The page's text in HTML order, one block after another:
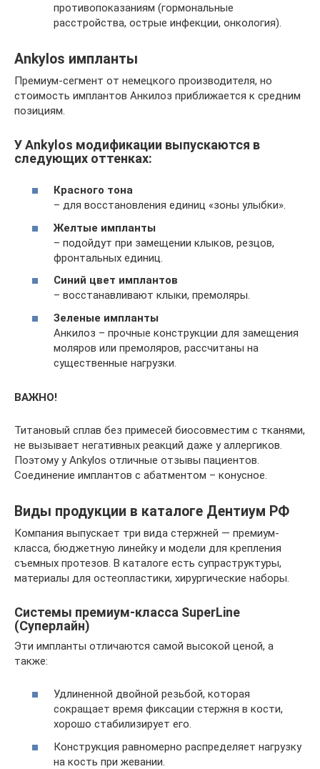
противопоказаниям (гормональные
расстройства, острые инфекции, онкология).
Ankylos импланты
Премиум-сегмент от немецкого производителя, но
стоимость имплантов Анкилоз приближается к средним
позициям.
У Ankylos модификации выпускаются в
следующих оттенках:
Красного тона
– для восстановления единиц «зоны улыбки».
Желтые импланты
– подойдут при замещении клыков, резцов,
фронтальных единиц.
Синий цвет имплантов
– восстанавливают клыки, премоляры.
Зеленые импланты
Анкилоз – прочные конструкции для замещения
моляров или премоляров, рассчитаны на
существенные нагрузки.
ВАЖНО!
Титановый сплав без примесей биосовместим с тканями,
не вызывает негативных реакций даже у аллергиков.
Поэтому у Ankylos отличные отзывы пациентов.
Соединение имплантов с абатментом – конусное.
Виды продукции в каталоге Дентиум РФ
Компания выпускает три вида стержней — премиум-
класса, бюджетную линейку и модели для крепления
съемных протезов. В каталоге есть супраструктуры,
материалы для остеопластики, хирургические наборы.
Системы премиум-класса SuperLine
(Суперлайн)
Эти импланты отличаются самой высокой ценой, а
также:
Удлиненной двойной резьбой, которая
сокращает время фиксации стержня в кости,
хорошо стабилизирует его.
Конструкция равномерно распределяет нагрузку
на кость при жевании.